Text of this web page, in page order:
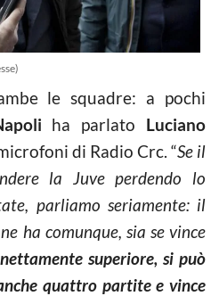
le squadre: a pochi
ha parlato Luciano
di Radio Crc. “Se il
la Juve perdendo lo
parliamo seriamente: il
ha comunque, sia se vince
superiore, si può
quattro partite e vince